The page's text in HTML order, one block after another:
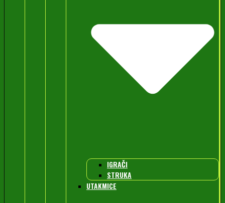
IGRAČI
STRUKA
UTAKMICE